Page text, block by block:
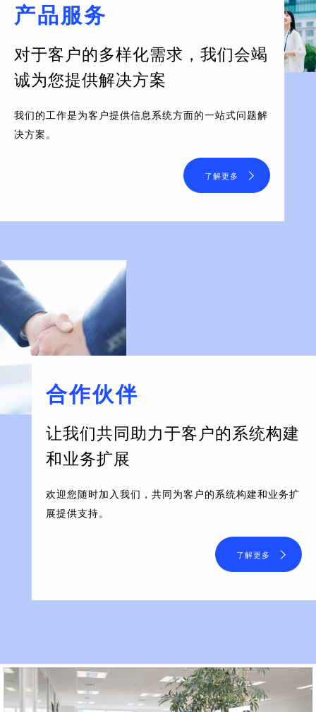
产品服务
对于客户的多样化需求， 我们会竭
诚为您提供解决方案
我们的工作是为客户提供信息系统方面的一站式问题解
决方案。
了解更多
合作伙伴
让我们共同助力于客户的系统构建
和业务扩展
欢迎您随时加入我们，共同为客户的系统构建和业务扩
展提供支持。
了解更多